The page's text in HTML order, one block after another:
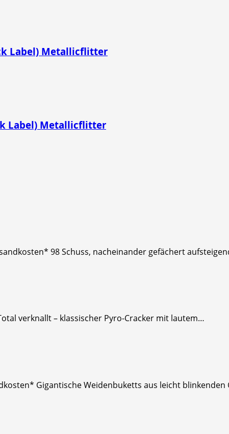
Label) Metallicflitter
Label) Metallicflitter
98 Schuss, nacheinander gefächert
verknallt – klassischer Pyro-Cracker mit lautem…
Gigantische Weidenbuketts aus leicht